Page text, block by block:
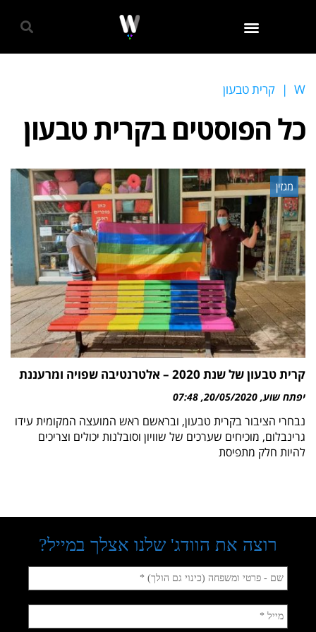
W
| קרית טבעון
כל הפוסטים בקרית טבעון
מגזין
קרית טבעון של שנת 2020 – אלטרנטיבה שפויה ומרעננת
יפתח שוע 20/05/2020
07:48
נבחרי הציבור בקרית טבעון, ובראשם ראש המועצה המקומית עידו
גרינבלום, מוכיחים שערכים של שוויון וסובלנות יכולים וצריכים
להיות חלק מתפיסת